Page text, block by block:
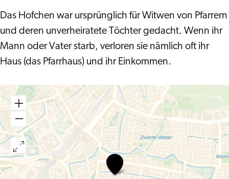
Das Hofchen war ursprünglich für Witwen von Pfarrern
und deren unverheiratete Töchter gedacht. Wenn ihr
Mann oder Vater starb, verloren sie nämlich oft ihr
Haus (das Pfarrhaus) und ihr Einkommen.
Groeneveldstichting